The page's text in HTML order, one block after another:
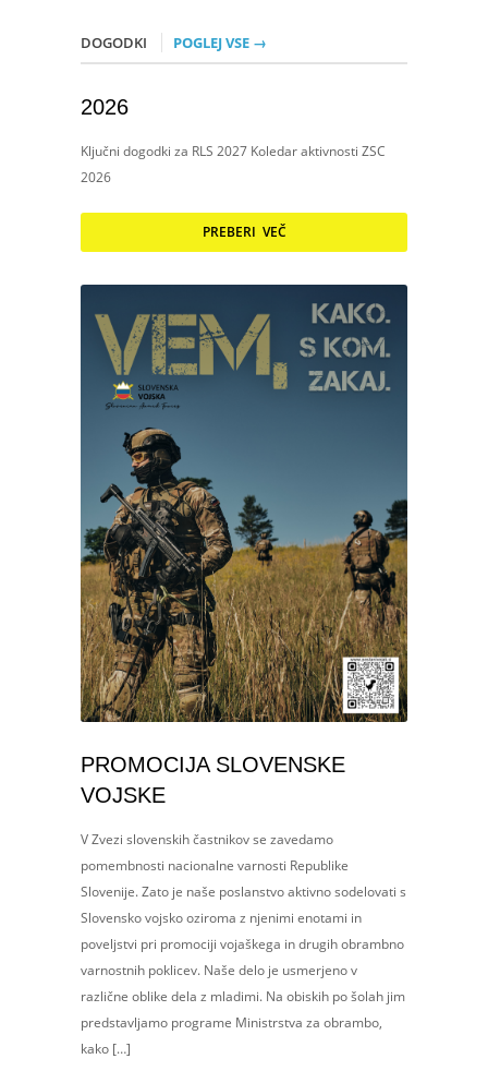
DOGODKI POGLEJ VSE →
2026
Ključni dogodki za RLS 2027 Koledar aktivnosti ZSC
2026
PREBERI VEČ
PROMOCIJA SLOVENSKE
VOJSKE
V Zvezi slovenskih častnikov se zavedamo
pomembnosti nacionalne varnosti Republike
Slovenije. Zato je naše poslanstvo aktivno sodelovati s
Slovensko vojsko oziroma z njenimi enotami in
poveljstvi pri promociji vojaškega in drugih obrambno
varnostnih poklicev. Naše delo je usmerjeno v
različne oblike dela z mladimi. Na obiskih po šolah jim
predstavljamo programe Ministrstva za obrambo,
kako […]